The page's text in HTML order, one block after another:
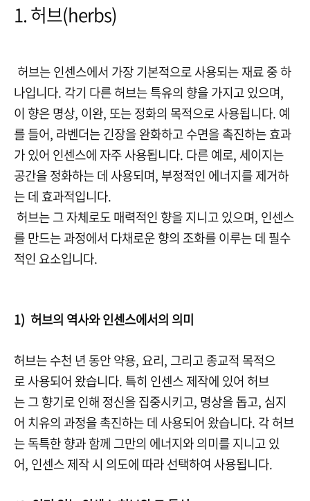
1. 허브(herbs)
허브는 인센스에서 가장 기본적으로 사용되는 재료 중 하
나입니다. 각기 다른 허브는 특유의 향을 가지고 있으며,
이 향은 명상, 이완, 또는 정화의 목적으로 사용됩니다. 예
를 들어, 라벤더는 긴장을 완화하고 수면을 촉진하는 효과
가 있어 인센스에 자주 사용됩니다. 다른 예로, 세이지는
공간을 정화하는 데 사용되며, 부정적인 에너지를 제거하
는 데 효과적입니다.
허브는 그 자체로도 매력적인 향을 지니고 있으며, 인센스
를 만드는 과정에서 다채로운 향의 조화를 이루는 데 필수
적인 요소입니다.
1) 허브의 역사와 인센스에서의 의미
허브는 수천 년 동안 약용, 요리, 그리고 종교적 목적으
로 사용되어 왔습니다. 특히 인센스 제작에 있어 허브
는 그 향기로 인해 정신을 집중시키고, 명상을 돕고, 심지
어 치유의 과정을 촉진하는 데 사용되어 왔습니다. 각 허브
는 독특한 향과 함께 그만의 에너지와 의미를 지니고 있
어, 인센스 제작 시 의도에 따라 선택하여 사용됩니다.